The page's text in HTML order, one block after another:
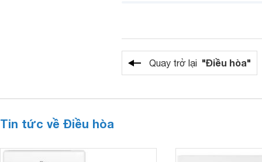
Quay trở lại "Điều hòa"
Tin tức về Điều hòa